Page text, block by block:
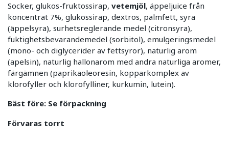
Socker, glukos-fruktossirap, vetemjöl, äppeljuice från
koncentrat 7%, glukossirap, dextros, palmfett, syra
(äppelsyra), surhetsreglerande medel (citronsyra),
fuktighetsbevarandemedel (sorbitol), emulgeringsmedel
(mono- och diglycerider av fettsyror), naturlig arom
(apelsin), naturlig hallonarom med andra naturliga aromer,
färgämnen (paprikaoleoresin, kopparkomplex av
klorofyller och klorofylliner, kurkumin, lutein).
Bäst före: Se förpackning
Förvaras torrt